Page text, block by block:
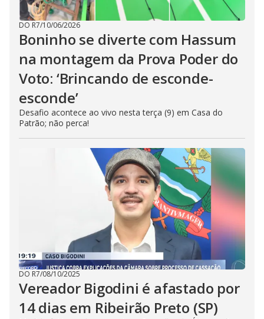
DO R7/10/06/2026
Boninho se diverte com Hassum
na montagem da Prova Poder do
Voto: ‘Brincando de esconde-
esconde’
Desafio acontece ao vivo nesta terça (9) em Casa do
Patrão; não perca!
DO R7/08/10/2025
Vereador Bigodini é afastado por
14 dias em Ribeirão Preto (SP)